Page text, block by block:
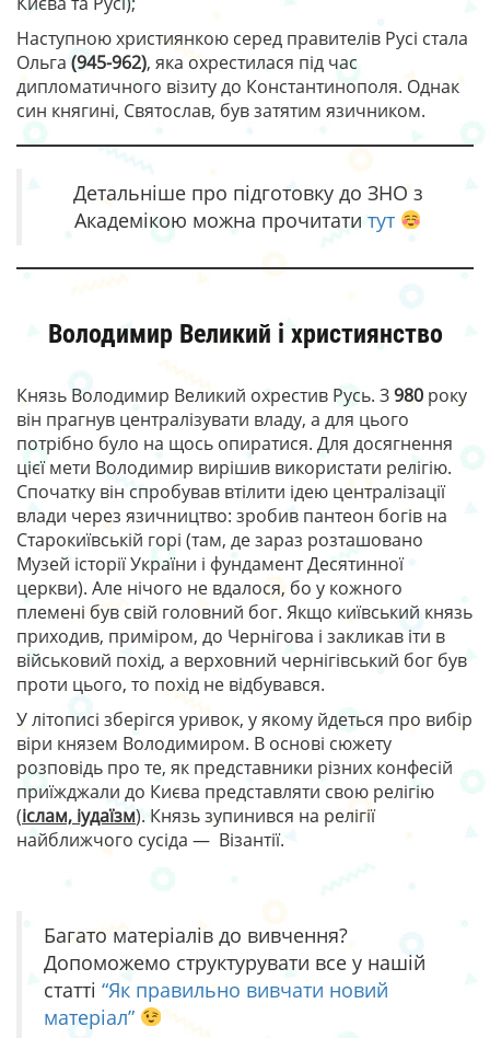
Наступною християнкою серед правителів Русі стала
Ольга (945-962), яка охрестилася під час
дипломатичного візиту до Константинополя. Однак
син княгині, Святослав, був затятим язичником.
Детальніше про підготовку до ЗНО з
Академікою можна прочитати тут
Володимир Великий і християнство
Князь Володимир Великий охрестив Русь. З980 року
він прагнув централізувати владу, а для цього
потрібно було на щось опиратися. Для досягнення
цієї мети Володимир вирішив використати релігію.
Спочатку він спробував втілити ідею централізації
влади через язичництво: зробив пантеон богів на
Старокиївській горі (там, де зараз розташовано
Музей історії України і фундамент Десятинної
церкви). Але нічого не вдалося, бо у кожного
племені був свій головний бог. Якщо київський князь
приходив, приміром, до Чернігова і закликав іти в
військовий похід, а верховний чернігівський бог був
проти цього, то похід не відбувався.
У літописі зберігся уривок, у якому йдеться про вибір
віри князем Володимиром. В основі сюжету
розповідь про те, як представники різних конфесій
приїжджали до Києва представляти свою релігію
(іслам, іудаїзм). Князь зупинився на релігії
найближчого сусіда — Візантії.
Багато матеріалів до вивчення?
Допоможемо структурувати все у нашій
статті “Як правильно вивчати новий
матеріал”